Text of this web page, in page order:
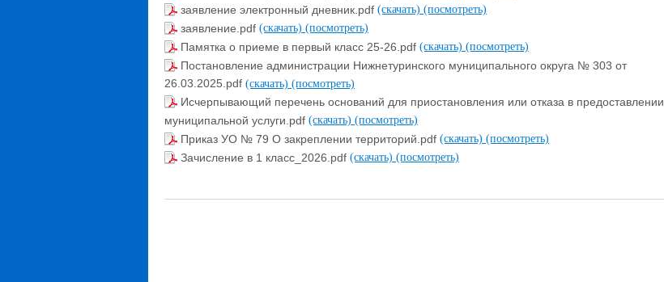
заявление электронный дневник.pdf (скачать) (посмотреть)
заявление.pdf (скачать) (посмотреть)
Памятка о приеме в первый класс 25-26.pdf (скачать) (посмотреть)
Постановление администрации Нижнетуринского муниципального округа № 303 от
26.03.2025.pdf (скачать) (посмотреть)
Исчерпывающий перечень оснований для приостановления или отказа в предоставлении
муниципальной услуги.pdf (скачать) (посмотреть)
Приказ УО № 79 О закреплении территорий.pdf (скачать) (посмотреть)
Зачисление в 1 класс_2026.pdf (скачать) (посмотреть)